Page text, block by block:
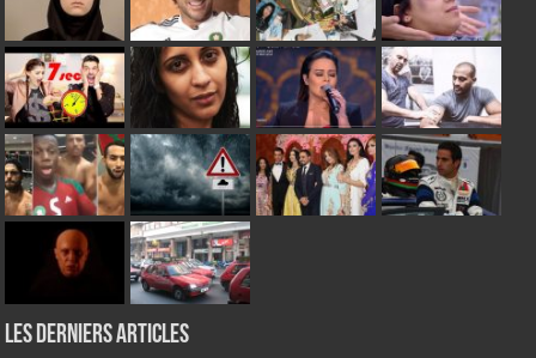
Les derniers articles